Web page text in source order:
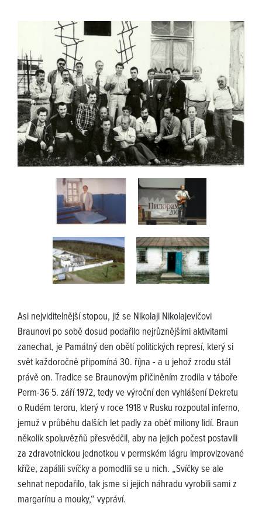
Asi nejviditelnější stopou, již se Nikolaji Nikolajevičovi
Braunovi po sobě dosud podařilo nejrůznějšími aktivitami
zanechat, je Památný den obětí politických represí, který si
svět každoročně připomíná 30. října - a u jehož zrodu stál
právě on. Tradice se Braunovým přičiněním zrodila v táboře
Perm-36 5. září 1972, tedy ve výroční den vyhlášení Dekretu
o Rudém teroru, který v roce 1918 v Rusku rozpoutal inferno,
jemuž v průběhu dalších let padly za oběť miliony lidí. Braun
několik spoluvězňů přesvědčil, aby na jejich počest postavili
za zdravotnickou jednotkou v permském lágru improvizované
kříže, zapálili svíčky a pomodlili se u nich. „Svíčky se ale
sehnat nepodařilo, tak jsme si jejich náhradu vyrobili sami z
margarínu a mouky,“ vypráví.